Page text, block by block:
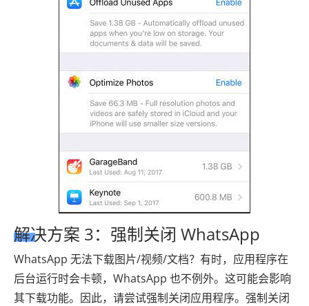
解决方案 3：强制关闭 WhatsApp
WhatsApp 无法下载图片/视频/文档？有时，应用程序在
后台运行时会卡顿，WhatsApp 也不例外。这可能会影响
其下载功能。因此，请尝试强制关闭应用程序。强制关闭